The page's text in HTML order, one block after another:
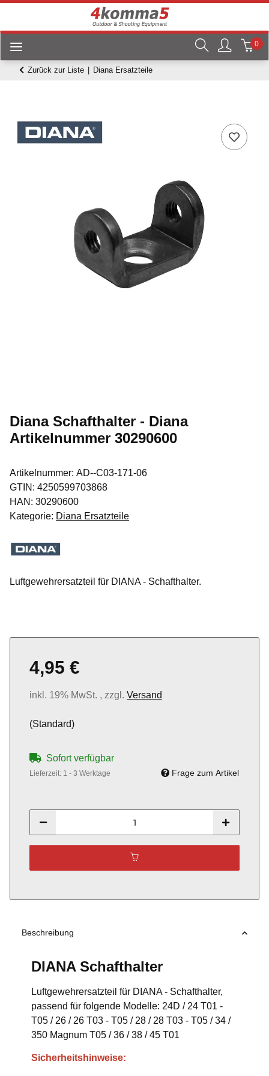
0
Zurück zur Liste Diana Ersatzteile
Diana Schafthalter - Diana
Artikelnummer 30290600
Artikelnummer: AD--C03-171-06
GTIN: 4250599703868
HAN: 30290600
Kategorie: Diana Ersatzteile
Luftgewehrersatzteil für DIANA - Schafthalter.
4,95 €
inkl. 19% MwSt. , zzgl. Versand
(Standard)
Sofort verfügbar
Lieferzeit: 1 - 3 Werktage Frage zum Artikel
Beschreibung
DIANA Schafthalter
Luftgewehrersatzteil für DIANA - Schafthalter,
passend für folgende Modelle: 24D / 24 T01 -
T05 / 26 / 26 T03 - T05 / 28 / 28 T03 - T05 / 34 /
350 Magnum T05 / 36 / 38 / 45 T01
Sicherheitshinweise: